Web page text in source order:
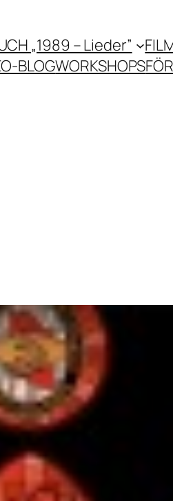
„1989 – Lieder”
BLOGWORKSHOPS